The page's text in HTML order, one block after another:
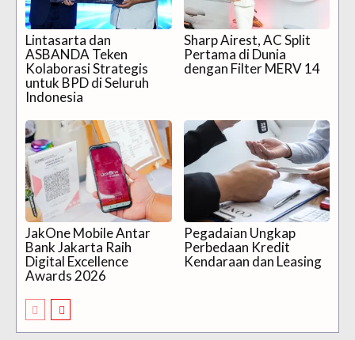
Lintasarta dan
ASBANDA Teken
Kolaborasi Strategis
untuk BPD di Seluruh
Indonesia
Sharp Airest, AC Split
Pertama di Dunia
dengan Filter MERV 14
JakOne Mobile Antar
Bank Jakarta Raih
Digital Excellence
Awards 2026
Pegadaian Ungkap
Perbedaan Kredit
Kendaraan dan Leasing